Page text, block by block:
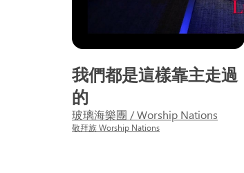
我們都是這樣靠主走過
的
玻璃海樂團 / Worship Nations
敬拜族 Worship Nations